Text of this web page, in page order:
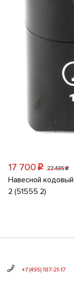
17 700 p 27 435p
Навесной
2 (51555 2)
+7 (495) 187-21-17